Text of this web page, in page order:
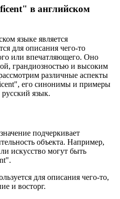
в английском
языке является
для описания чего-то
или впечатляющего. Оно
грандиозностью и высоким
различные аспекты
его синонимы и примеры
язык.
подчеркивает
объекта. Например,
искусство могут быть
для описания чего-то,
и восторг.